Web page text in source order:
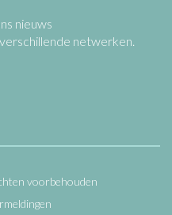
nieuws
netwerken.
voorbehouden